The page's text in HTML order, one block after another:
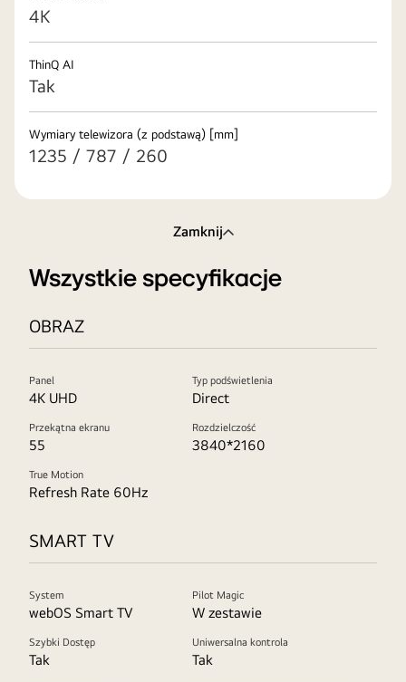
4K
ThinQ AI
Tak
Wymiary telewizora (z podstawą) [mm]
1235 / 787 / 260
Zamknij
Wszystkie specyfikacje
OBRAZ
Panel
4K UHD
Typ podświetlenia
Direct
Przekątna ekranu
55
Rozdzielczość
3840*2160
True Motion
Refresh Rate 60Hz
SMART TV
System
webOS Smart TV
Pilot Magic
W zestawie
Szybki Dostęp
Tak
Uniwersalna kontrola
Tak